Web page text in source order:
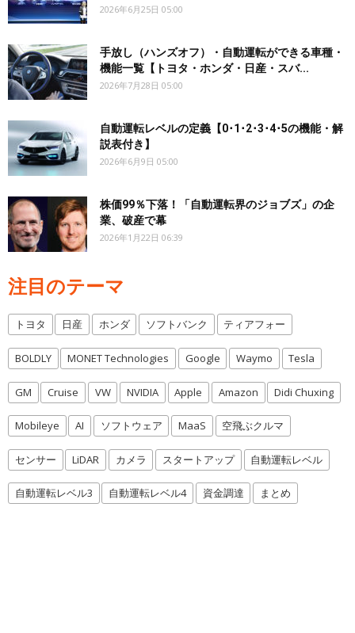
2026年6月25日 05:00
手放し（ハンズオフ）・自動運転ができる車種・
機能一覧【トヨタ・ホンダ・日産・スバ...
2026年7月28日 05:00
自動運転レベルの定義【0･1･2･3･4･5の機能・解
説表付き】
2026年6月9日 05:00
株価99％下落！「自動運転界のジョブズ」の企
業、破産で幕
2026年1月22日 06:39
注目のテーマ
トヨタ 日産 ホンダ ソフトバンク ティアフォー
BOLDLY MONET Technologies Google Waymo Tesla
GM Cruise VW NVIDIA Apple Amazon Didi Chuxing
Mobileye AI ソフトウェア MaaS 空飛ぶクルマ
センサー LiDAR カメラ スタートアップ 自動運転レベル
自動運転レベル3 自動運転レベル4 資金調達 まとめ